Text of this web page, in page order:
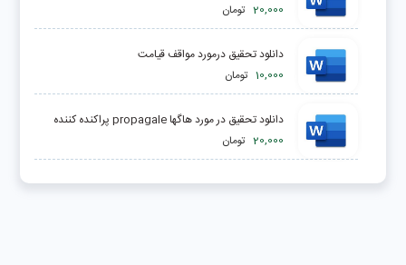
20,000 تومان
دانلود تحقیق درمورد مواقف قيامت
10,000 تومان
دانلود تحقیق در مورد هاگها propagale پراكنده كننده
20,000 تومان